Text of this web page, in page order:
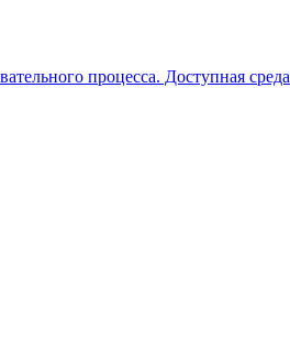
процесса. Доступная среда